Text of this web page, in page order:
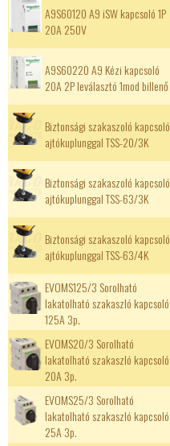
A9S60120 A9 iSW kapcsoló 1P
20A 250V
A9S60220 A9 Kézi kapcsoló
20A 2P leválasztó 1mod billenő
Biztonsági szakaszoló kapcsoló
ajtókuplunggal TSS-20/3K
Biztonsági szakaszoló kapcsoló
ajtókuplunggal TSS-63/3K
Biztonsági szakaszoló kapcsoló
ajtókuplunggal TSS-63/4K
EVOMS125/3 Sorolható
lakatolható szakaszló kapcsoló
125A 3p.
EVOMS20/3 Sorolható
lakatolható szakaszló kapcsoló
20A 3p.
EVOMS25/3 Sorolható
lakatolható szakaszló kapcsoló
25A 3p.